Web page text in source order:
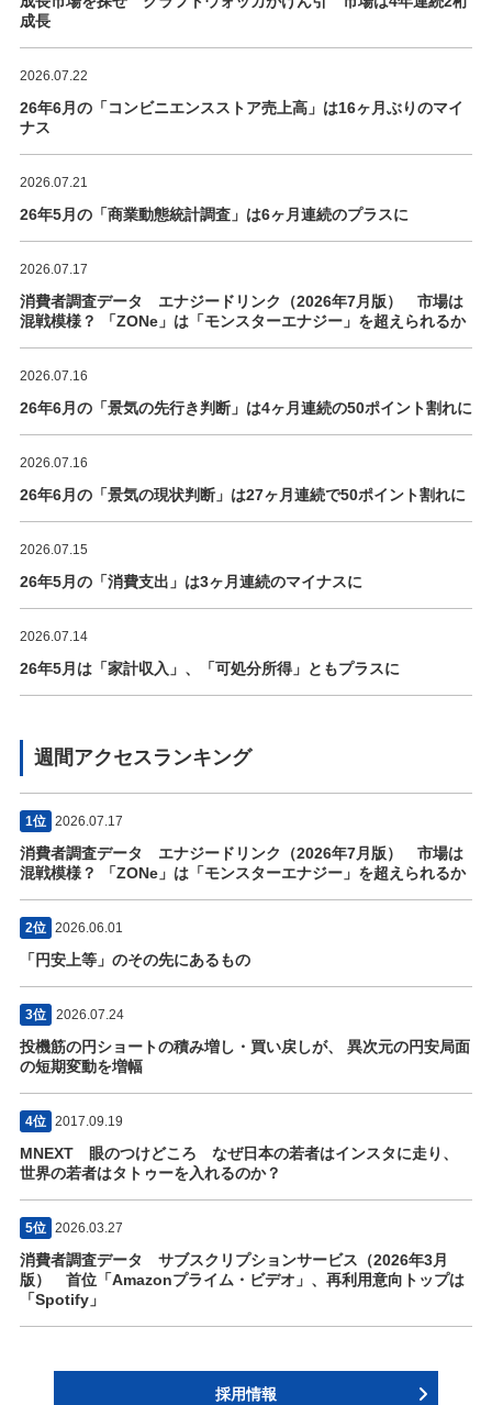
成長
2026.07.22
26年6月の「コンビニエンスストア売上高」は16ヶ月ぶりのマイ
ナス
2026.07.21
26年5月の「商業動態統計調査」は6ヶ月連続のプラスに
2026.07.17
消費者調査データ エナジードリンク（2026年7月版） 市場は
混戦模様？ 「ZONe」は「モンスターエナジー」を超えられるか
2026.07.16
26年6月の「景気の先行き判断」は4ヶ月連続の50ポイント割れに
2026.07.16
26年6月の「景気の現状判断」は27ヶ月連続で50ポイント割れに
2026.07.15
26年5月の「消費支出」は3ヶ月連続のマイナスに
2026.07.14
26年5月は「家計収入」、「可処分所得」ともプラスに
週間アクセスランキング
1位 2026.07.17
消費者調査データ エナジードリンク（2026年7月版） 市場は
混戦模様？ 「ZONe」は「モンスターエナジー」を超えられるか
2位 2026.06.01
「円安上等」のその先にあるもの
3位 2026.07.24
投機筋の円ショートの積み増し・買い戻しが、 異次元の円安局面
の短期変動を増幅
4位 2017.09.19
MNEXT 眼のつけどころ なぜ日本の若者はインスタに走り、
世界の若者はタトゥーを入れるのか？
5位 2026.03.27
消費者調査データ サブスクリプションサービス（2026年3月
版） 首位「Amazonプライム・ビデオ」、再利用意向トップは
「Spotify」
採用情報